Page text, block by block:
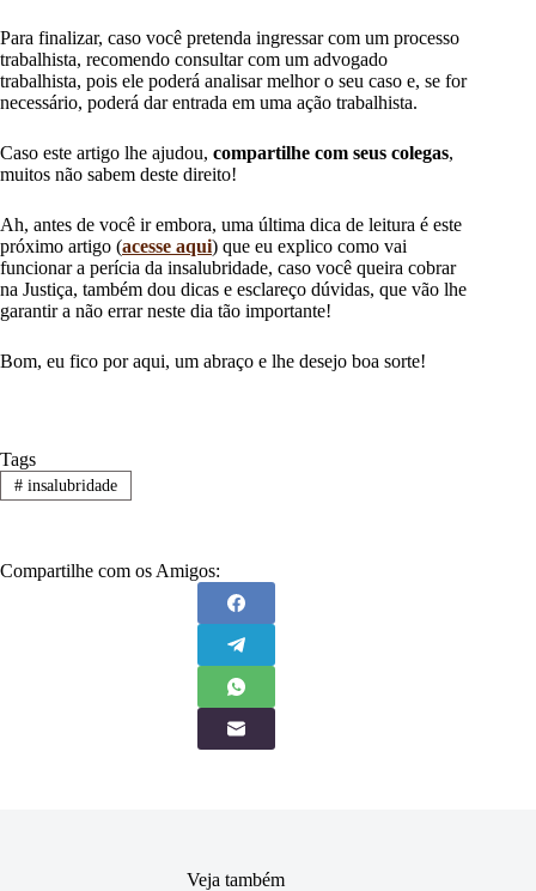
Para finalizar, caso você pretenda ingressar com um processo
trabalhista, recomendo consultar com um advogado
trabalhista, pois ele poderá analisar melhor o seu caso e, se for
necessário, poderá dar entrada em uma ação trabalhista.
Caso este artigo lhe ajudou, compartilhe com seus colegas,
muitos não sabem deste direito!
Ah, antes de você ir embora, uma última dica de leitura é este
próximo artigo (acesse aqui) que eu explico como vai
funcionar a perícia da insalubridade, caso você queira cobrar
na Justiça, também dou dicas e esclareço dúvidas, que vão lhe
garantir a não errar neste dia tão importante!
Bom, eu fico por aqui, um abraço e lhe desejo boa sorte!
Tags
#insalubridade
Compartilhe com os Amigos:
Veja também